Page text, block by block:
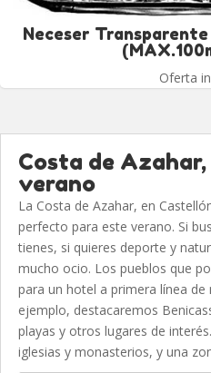
Neceser
Oferta
Costa de
verano
La Costa de Azahar, en
perfecto para este verano. Si
tienes, si quieres deporte y
mucho ocio. Los pueblos que
para un hotel a primera línea
ejemplo, destacaremos
playas y otros lugares de
iglesias y monasterios, y una